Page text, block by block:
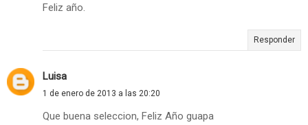
Feliz año.
Responder
Luisa
1 de enero de 2013 a las 20:20
Que buena seleccion, Feliz Año guapa